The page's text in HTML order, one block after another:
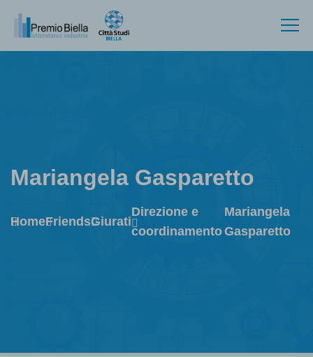
Mariangela Gasparetto
HomeFriendsGiurati
Direzione e
coordinamento
Mariangela
Gasparetto